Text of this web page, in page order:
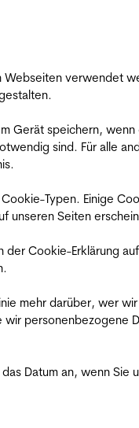
Webseiten verwendet
Gerät speichern, wenn
sind. Für alle
Typen. Einige
unseren Seiten
der Cookie-Erklärung auf
mehr darüber, wer
wir personenbezogene
Datum an, wenn Sie